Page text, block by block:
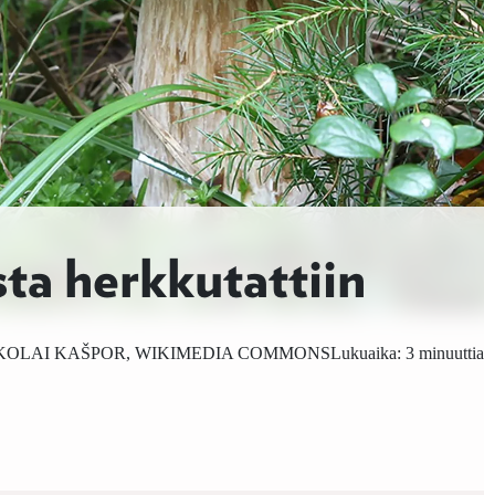
herkkutattiin
KAŠPOR, WIKIMEDIA COMMONSLukuaika: 3 minuuttia